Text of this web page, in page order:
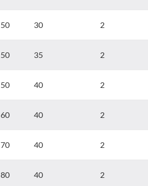
50 30 2
50 35 2
50 40 2
60 40 2
70 40 2
80 40 2